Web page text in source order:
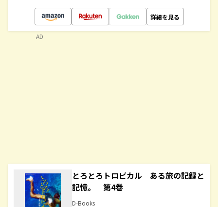
詳細を見る
とろとろトロピカル ある旅の記録と
記憶。 第4巻
D-Books
AD